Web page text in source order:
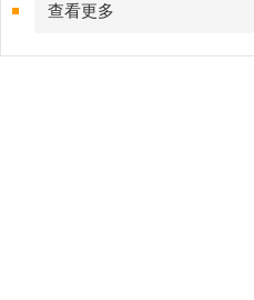
查看更多